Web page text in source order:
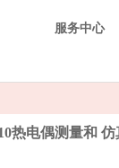
服务中心
热电偶测量和